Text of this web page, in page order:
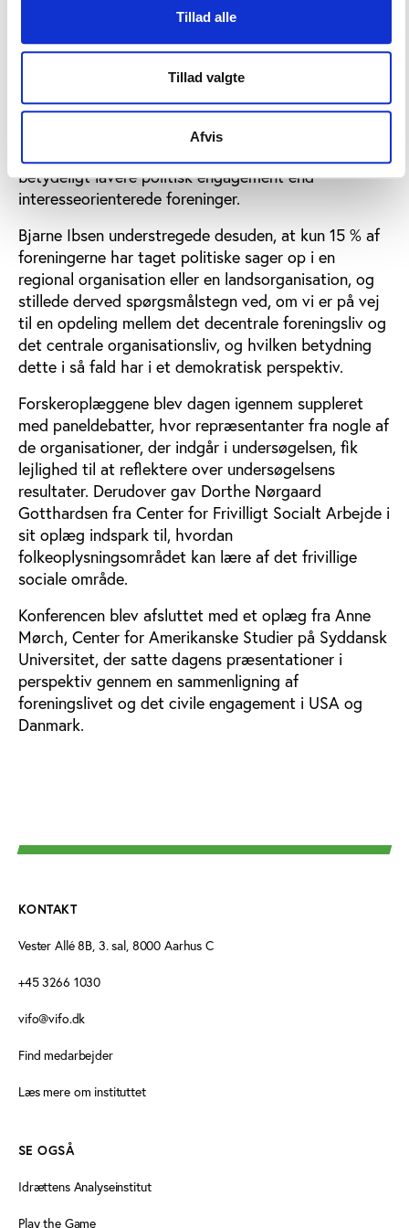
Tillad alle
Tillad valgte
Afvis
foreningernes engagement i offentlige og politiske
spørgsmål. Det overordnede resultat er, at
hovedparten af foreningerne ikke involverer sig
politisk i spørgsmål, som foreningen er optaget af,
eller som har betydning for foreningens aktiviteter.
Derudover har foreningerne på
betydeligt lavere politisk engagement end
interesseorienterede foreninger.
Bjarne Ibsen understregede desuden, at kun 15 % af
foreningerne har taget politiske sager op i en
regional organisation eller en landsorganisation, og
stillede derved spørgsmålstegn ved, om vi er på vej
til en opdeling mellem det decentrale foreningsliv og
det centrale organisationsliv, og hvilken betydning
dette i så fald har i et demokratisk perspektiv.
Forskeroplæggene blev dagen igennem suppleret
med paneldebatter, hvor repræsentanter fra nogle af
de organisationer, der indgår i undersøgelsen, fik
lejlighed til at reflektere over undersøgelsens
resultater. Derudover gav Dorthe Nørgaard
Gotthardsen fra Center for Frivilligt Socialt Arbejde i
sit oplæg indspark til, hvordan
folkeoplysningsområdet kan lære af det frivillige
sociale område.
Konferencen blev afsluttet med et oplæg fra Anne
Mørch, Center for Amerikanske Studier på Syddansk
Universitet, der satte dagens præsentationer i
perspektiv gennem en sammenligning af
foreningslivet og det civile engagement i USA og
Danmark.
KONTAKT
Vester Allé 8B, 3. sal, 8000 Aarhus C
+45 3266 1030
vifo@vifo.dk
Find medarbejder
Læs mere om instituttet
SE OGSÅ
Idrættens Analyseinstitut
Play the Game